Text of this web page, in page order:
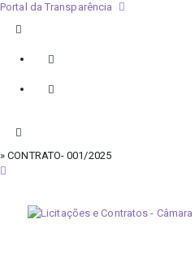
Portal da Transparência
» CONTRATO- 001/2025